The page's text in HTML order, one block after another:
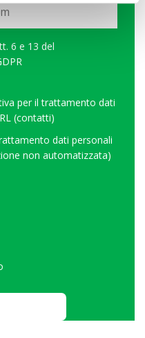
6 e 13 del
per il trattamento dati
(contatti)
dati personali
non automatizzata)